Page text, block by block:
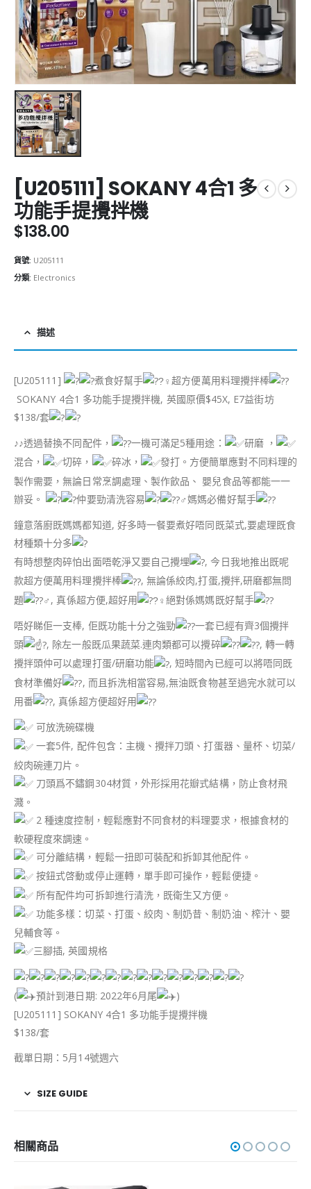
[U205111] SOKANY 4合1 多
功能手提攪拌機
$138.00
貨號: U205111
分類: Electronics
描述
[U205111] 煮食好幫手
超方便萬用料理攪拌棒
SOKANY 4合1 多功能手提攪拌機, 英國原價$45X, E7益街坊
$138/套
♪♪透過替換不同配件，
一機可滿足5種用途：
研磨 ，
混合，
切碎， 碎冰，
發打。方便簡單應對不同料理的
製作需要，無論日常烹調處理、製作飲品、 嬰兒食品等都能一一
辦妥。
仲要勁清洗容易
媽媽必備好幫手
鐘意落廚既媽媽都知道, 好多時一餐要煮好唔同既菜式,要處理既食
材種類十分多
有時想整肉碎怕出面唔乾淨又要自己攪埋
, 今日我地推出既呢
款超方便萬用料理攪拌棒
, 無論係絞肉,打蛋,攪拌,研磨都無問
題
, 真係超方便,超好用
絕對係媽媽既好幫手
唔好睇佢一支棒, 佢既功能十分之強勁
一套已經有齊3個攪拌
頭
, 除左一般既瓜果蔬菜.連肉類都可以攪碎
, 轉一轉
攪拌頭仲可以處理打蛋/研磨功能
, 短時間內已經可以將唔同既
食材準備好
, 而且拆洗相當容易,無油既食物甚至過完水就可以
用番
, 真係超方便超好用
可放洗碗碟機
一套5件, 配件包含：主機、攪拌刀頭、打蛋器、量杯、切菜/
絞肉碗連刀片。
刀頭爲不鏽鋼304材質，外形採用花瓣式結構，防止食材飛
濺。
2 種速度控制，輕鬆應對不同食材的料理要求，根據食材的
軟硬程度來調速。
可分離結構，輕鬆一扭即可裝配和拆卸其他配件。
按鈕式啓動或停止運轉，單手即可操作，輕鬆便捷。
所有配件均可拆卸進行清洗，既衛生又方便。
功能多樣：切菜、打蛋、絞肉、制奶昔、制奶油、榨汁、嬰
兒輔食等。
三腳插, 英國規格
( 預計到港日期: 2022年6月尾
)
[U205111] SOKANY 4合1 多功能手提攪拌機
$138/套
截單日期：5月14號週六
SIZE GUIDE
相關商品